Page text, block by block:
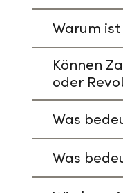
Warum
Können
oder
Was
Was